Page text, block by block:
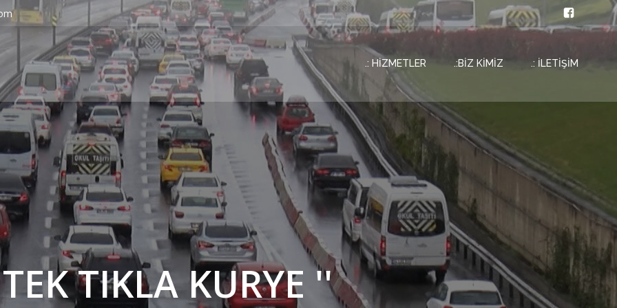
.: HİZMETLER .:BİZ KİMİZ .: İLETİŞİM
TIKLA KURYE ''